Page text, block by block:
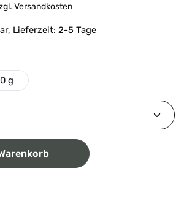
Versandkosten
Lieferzeit: 2-5 Tage
g
Gib den gewünschten Wert ein